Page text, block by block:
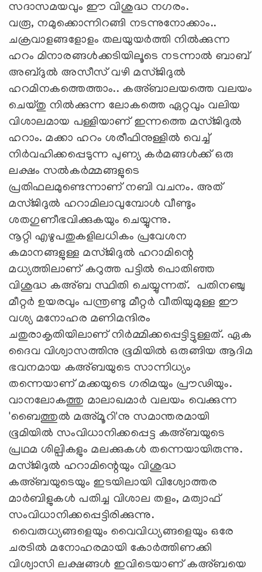
സദാസമയവും ഈ വിശുദ്ധ നഗരം.
വരൂ, നമുക്കൊന്നിറങ്ങി നടന്നുനോക്കാം..
ചക്രവാളങ്ങളോളം തലയുയർത്തി നിൽക്കുന്ന
ഹറം മിനാരങ്ങൾക്കടിയിലൂടെ നടന്നാൽ ബാബ്
അബ്ദുൽ അസീസ് വഴി മസ്ജിദുൽ
ഹറമിനകത്തെത്താം.. കഅ്ബാലയത്തെ വലയം
ചെയ്തു നിൽക്കുന്ന ലോകത്തെ ഏറ്റവും വലിയ
വിശാലമായ പള്ളിയാണ് ഇന്നത്തെ മസ്ജിദുൽ
ഹറാം. മക്കാ ഹറം ശരീഫിനുള്ളിൽ വെച്ച്
നിർവഹിക്കപ്പെടുന്ന പുണ്യ കർമങ്ങൾക്ക് ഒരു
ലക്ഷം സൽകർമ്മങ്ങളുടെ
പ്രതിഫലമുണ്ടെന്നാണ് നബി വചനം. അത്
മസ്ജിദുല്‍ ഹറാമിലാവുമ്പോള്‍ വീണ്ടും
ശതഗുണീഭവിക്കുകയും ചെയ്യുന്നു.
നൂറ്റി എഴുപതുകളിലധികം പ്രവേശന
കമാനങ്ങളുള്ള മസ്ജിദുൽ ഹറാമിന്റെ
മധ്യത്തിലാണ് കറുത്ത പട്ടിൽ പൊതിഞ്ഞ
വിശുദ്ധ കഅ്ബ സ്ഥിതി ചെയ്യുന്നത്. പതിനഞ്ചു
മീറ്റർ ഉയരവും പന്ത്രണ്ടു മീറ്റർ വീതിയുമുള്ള ഈ
വശ്യ മനോഹര മണിമന്ദിരം
ചതുരാകൃതിയിലാണ് നിര്‍മ്മിക്കപ്പെട്ടിട്ടുള്ളത്. ഏക
ദൈവ വിശ്വാസത്തിനു ഭൂമിയിൽ ഒരുങ്ങിയ ആദിമ
ഭവനമായ കഅ്ബയുടെ സാന്നിധ്യം
തന്നെയാണ് മക്കയുടെ ഗരിമയും പ്രൗഢിയും.
വാനലോകത്തു മാലാഖമാർ വലയം വെക്കുന്ന
'ബൈത്തുൽ മഅ്മൂറി'നു സമാന്തരമായി
ഭൂമിയിൽ സംവിധാനിക്കപ്പെട്ട കഅ്ബയുടെ
പ്രഥമ ശില്പികളും മലക്കുകൾ തന്നെയായിരുന്നു.
മസ്ജിദുൽ ഹറാമിന്റെയും വിശുദ്ധ
കഅ്ബയുടെയും ഇടയിലായി വിശ്വോത്തര
മാർബിളുകൾ പതിച്ച വിശാല തളം, മത്വാഫ്
സംവിധാനിക്കപ്പെട്ടിരിക്കുന്നു.
വൈരുധ്യങ്ങളെയും വൈവിധ്യങ്ങളെയും ഒരേ
ചരടിൽ മനോഹരമായി കോർത്തിണക്കി
വിശ്വാസി ലക്ഷങ്ങൾ ഇവിടെയാണ് കഅ്ബയെ